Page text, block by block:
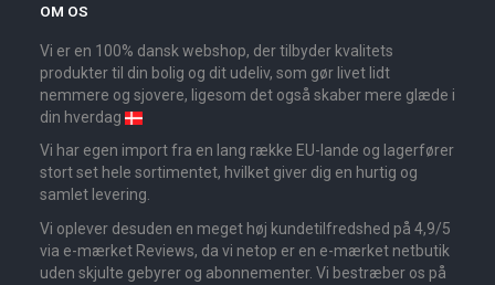
OM OS
Vi er en 100% dansk webshop, der tilbyder kvalitets
produkter til din bolig og dit udeliv, som gør livet lidt
nemmere og sjovere, ligesom det også skaber mere glæde i
din hverdag
Vi har egen import fra en lang række EU-lande og lagerfører
stort set hele sortimentet, hvilket giver dig en hurtig og
samlet levering.
Vi oplever desuden en meget høj kundetilfredshed på 4,9/5
via e-mærket Reviews, da vi netop er en e-mærket netbutik
uden skjulte gebyrer og abonnementer. Vi bestræber os på